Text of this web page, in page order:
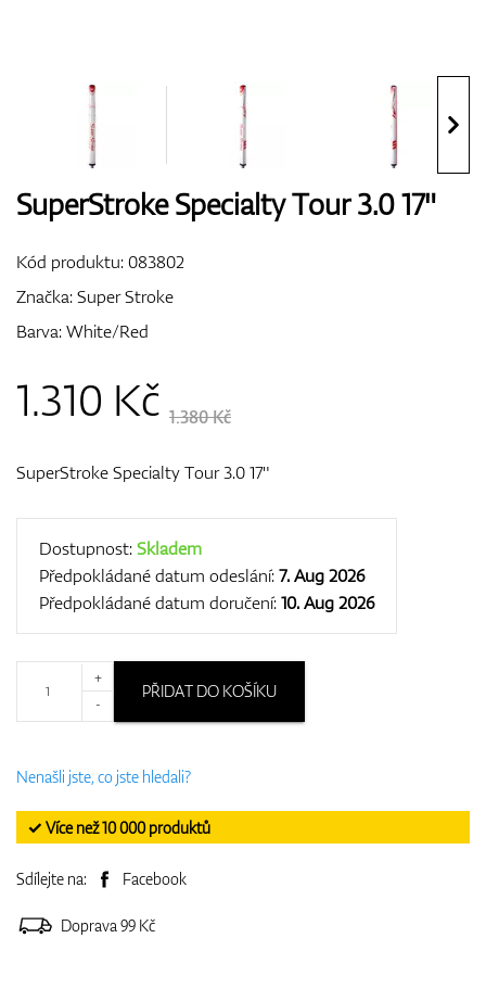
Bagy
Dárkové poukazy
SuperStroke Specialty Tour 3.0 17"
Kód produktu:083802
Značka:Super Stroke
Barva: White/Red
1.310 Kč 1.380 Kč
SuperStroke Specialty Tour 3.0 17"
Dostupnost:Skladem
Předpokládané datum odeslání:7. Aug 2026
Předpokládané datum doručení:10. Aug 2026
+
-
PŘIDAT DO KOŠÍKU
Nenašli jste, co jste hledali?
✓ Více než 10 000 produktů
Sdílejte na: Facebook
Doprava 99 Kč